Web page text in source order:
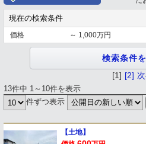
現在の検索条件
価格 ～ 1,000万円
13件中 1～10件を表示
[1] [2]
件ずつ表示
【土地】